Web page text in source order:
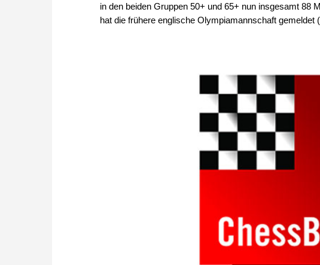
in den beiden Gruppen 50+ und 65+ nun insgesamt 88
hat die frühere englische Olympiamannschaft gemeldet